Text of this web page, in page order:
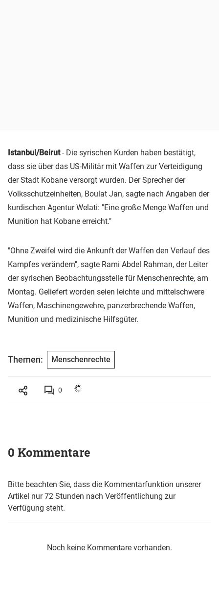
Istanbul/Beirut- Die syrischen Kurden haben bestätigt,
dass sie über das US-Militär mit Waffen zur Verteidigung
der Stadt Kobane versorgt wurden. Der Sprecher der
Volksschutzeinheiten, Boulat Jan, sagte nach Angaben der
kurdischen Agentur Welati: "Eine große Menge Waffen und
Munition hat Kobane erreicht."
"Ohne Zweifel wird die Ankunft der Waffen den Verlauf des
Kampfes verändern", sagte Rami Abdel Rahman, der Leiter
der syrischen Beobachtungsstelle für Menschenrechte, am
Montag. Geliefert worden seien leichte und mittelschwere
Waffen, Maschinengewehre, panzerbrechende Waffen,
Munition und medizinische Hilfsgüter.
Themen: Menschenrechte
0
0 Kommentare
Bitte beachten Sie, dass die Kommentarfunktion unserer
Artikel nur 72 Stunden nach Veröffentlichung zur
Verfügung steht.
Noch keine Kommentare vorhanden.